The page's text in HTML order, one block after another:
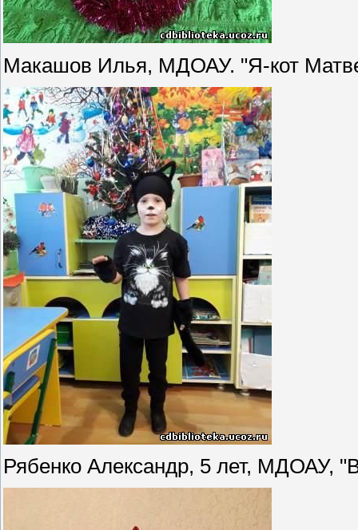
Макашов Илья, МДОАУ. "Я-кот
Рябенко Александр, 5 лет, МДОАУ,